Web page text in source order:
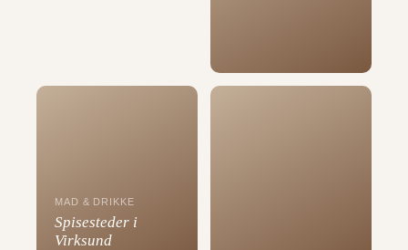
MAD & DRIKKE
Spisesteder i
Virksund